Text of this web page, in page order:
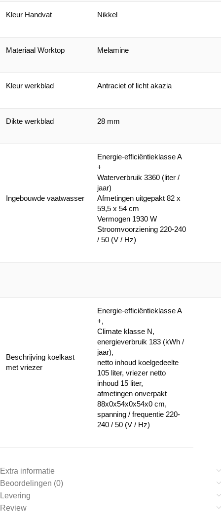
Kleur Handvat Nikkel
Materiaal Worktop Melamine
Kleur werkblad Antraciet of licht akazia
Dikte werkblad 28 mm
​Ingebouwde vaatwasser
Energie-efficiëntieklasse A
+
Waterverbruik 3360 (liter /
jaar)
Afmetingen uitgepakt 82 x
59,5 x 54 cm
Vermogen 1930 W
Stroomvoorziening 220-240
/ 50 (V / Hz)
Beschrijving koelkast
met vriezer
Energie-efficiëntieklasse A
+,
Climate klasse N,
energieverbruik 183 (kWh /
jaar),
netto inhoud koelgedeelte
105 liter, vriezer netto
inhoud 15 liter,
afmetingen onverpakt
88x0x54x0x54x0 cm,
spanning / frequentie 220-
240 / 50 (V / Hz)
Extra informatie
Beoordelingen (0)
Levering
Review